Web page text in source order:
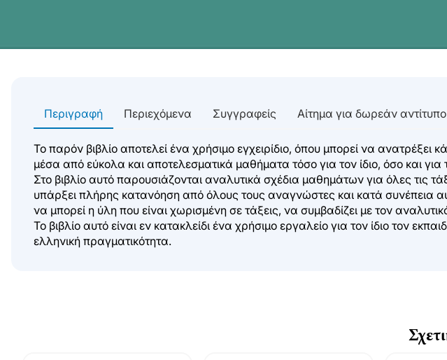
Περιγραφή Περιεχόμενα Συγγραφείς Αίτημα για δωρεάν αντίτυπο
Το παρόν βιβλίο αποτελεί ένα χρήσιμο εγχειρίδιο, όπου μπορεί να
μέσα από εύκολα και αποτελεσματικά μαθήματα τόσο για τον ίδιο, όσο και για
Στο βιβλίο αυτό παρουσιάζονται αναλυτικά σχέδια μαθημάτων για όλες τις
υπάρξει πλήρης κατανόηση από όλους τους αναγνώστες και κατά συνέπεια
να μπορεί η ύλη που είναι χωρισμένη σε τάξεις, να συμβαδίζει με τον
Το βιβλίο αυτό είναι εν κατακλείδι ένα χρήσιμο εργαλείο για τον ίδιο τον
ελληνική πραγματικότητα.